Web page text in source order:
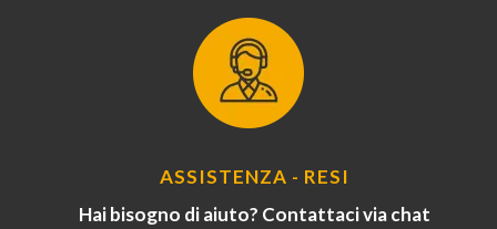
ASSISTENZA - RESI
Hai bisogno di aiuto? Contattaci via chat